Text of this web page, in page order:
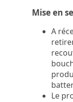
Mise en
A
Le